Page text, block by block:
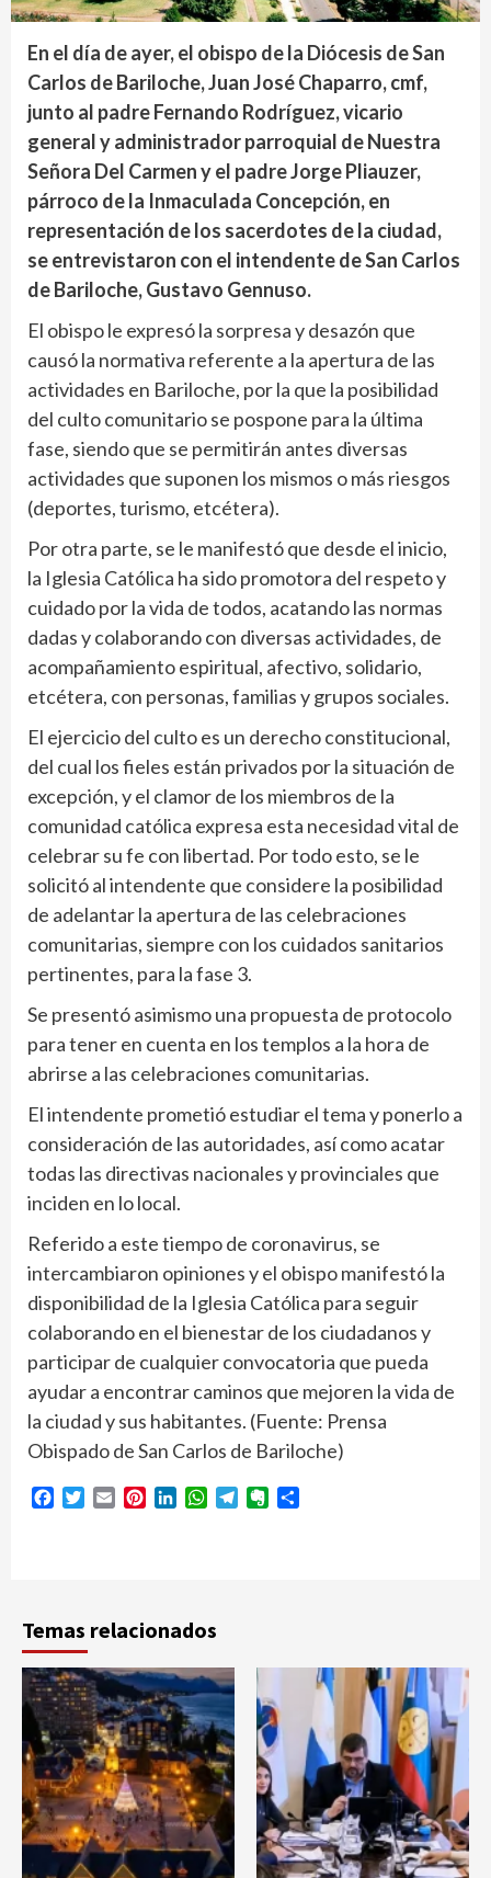
En el día de ayer, el obispo de la Diócesis de San
Carlos de Bariloche, Juan José Chaparro, cmf,
junto al padre Fernando Rodríguez, vicario
general y administrador parroquial de Nuestra
Señora Del Carmen y el padre Jorge Pliauzer,
párroco de la Inmaculada Concepción, en
representación de los sacerdotes de la ciudad,
se entrevistaron con el intendente de San Carlos
de Bariloche, Gustavo Gennuso.
El obispo le expresó la sorpresa y desazón que
causó la normativa referente a la apertura de las
actividades en Bariloche, por la que la posibilidad
del culto comunitario se pospone para la última
fase, siendo que se permitirán antes diversas
actividades que suponen los mismos o más riesgos
(deportes, turismo, etcétera).
Por otra parte, se le manifestó que desde el inicio,
la Iglesia Católica ha sido promotora del respeto y
cuidado por la vida de todos, acatando las normas
dadas y colaborando con diversas actividades, de
acompañamiento espiritual, afectivo, solidario,
etcétera, con personas, familias y grupos sociales.
El ejercicio del culto es un derecho constitucional,
del cual los fieles están privados por la situación de
excepción, y el clamor de los miembros de la
comunidad católica expresa esta necesidad vital de
celebrar su fe con libertad. Por todo esto, se le
solicitó al intendente que considere la posibilidad
de adelantar la apertura de las celebraciones
comunitarias, siempre con los cuidados sanitarios
pertinentes, para la fase 3.
Se presentó asimismo una propuesta de protocolo
para tener en cuenta en los templos a la hora de
abrirse a las celebraciones comunitarias.
El intendente prometió estudiar el tema y ponerlo a
consideración de las autoridades, así como acatar
todas las directivas nacionales y provinciales que
inciden en lo local.
Referido a este tiempo de coronavirus, se
intercambiaron opiniones y el obispo manifestó la
disponibilidad de la Iglesia Católica para seguir
colaborando en el bienestar de los ciudadanos y
participar de cualquier convocatoria que pueda
ayudar a encontrar caminos que mejoren la vida de
la ciudad y sus habitantes. (Fuente: Prensa
Obispado de San Carlos de Bariloche)
Facebook
Twitter
Email PinterestLinkedInWhatsApp
TelegramEvernote
Temas relacionados